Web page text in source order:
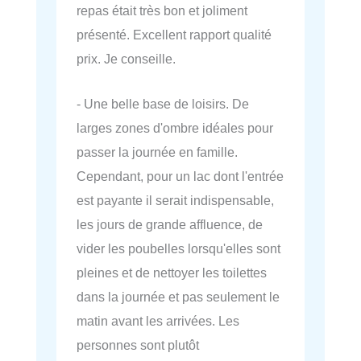
repas était très bon et joliment
présenté. Excellent rapport qualité
prix. Je conseille.
- Une belle base de loisirs. De
larges zones d'ombre idéales pour
passer la journée en famille.
Cependant, pour un lac dont l'entrée
est payante il serait indispensable,
les jours de grande affluence, de
vider les poubelles lorsqu'elles sont
pleines et de nettoyer les toilettes
dans la journée et pas seulement le
matin avant les arrivées. Les
personnes sont plutôt